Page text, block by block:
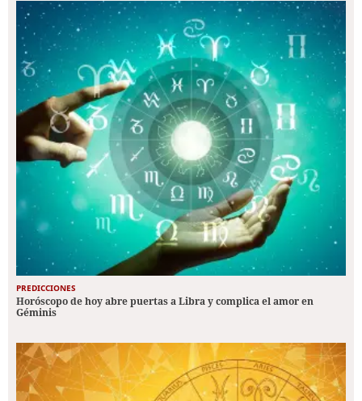
PREDICCIONES
Horóscopo de hoy abre puertas a Libra y complica el amor en
Géminis